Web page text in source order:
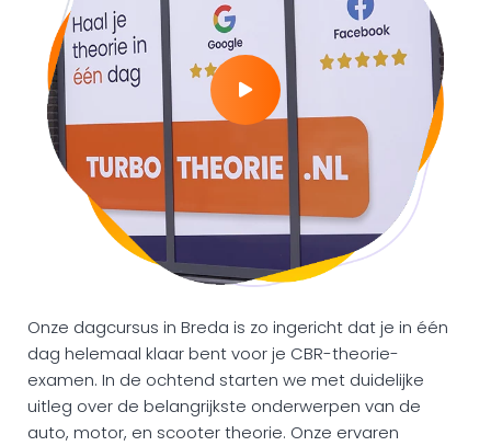
Onze dagcursus in Breda is zo ingericht dat je in één
dag helemaal klaar bent voor je CBR-theorie-
examen. In de ochtend starten we met duidelijke
uitleg over de belangrijkste onderwerpen van de
auto, motor, en scooter theorie. Onze ervaren